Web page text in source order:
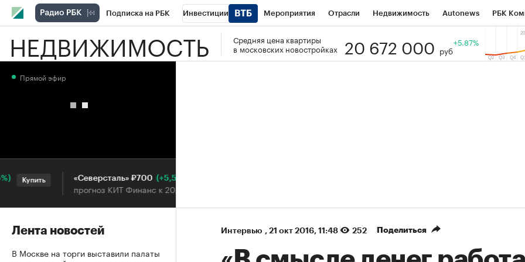
Подписка на РБК Инвестиции Мероприятия Отрасли Недвижимость Autonews РБК
РБК Вино Спорт Школа управления РБК РБК Образование Тренды
НЕДВИЖИМОСТЬ
Средняя цена квартиры
в московских новостройках
20 672 000 руб
+5.87%
Интервью , 21 окт 2016, 11:48 252 Поделиться
Прямой эфир
Купить «Северсталь» ₽700 (+5,55%)
прогноз КИТ Финанс к 20.07.27
Лента новостей
В Москве на торги выставили палаты